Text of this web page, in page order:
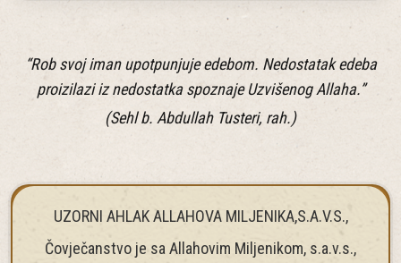
“Rob svoj iman upotpunjuje edebom. Nedostatak edeba
proizilazi iz nedostatka spoznaje Uzvišenog Allaha.”
(Sehl b. Abdullah Tusteri, rah.)
UZORNI AHLAK ALLAHOVA MILJENIKA,S.A.V.S.,